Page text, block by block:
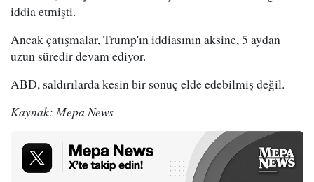
iddia etmişti.
Ancak çatışmalar, Trump'ın iddiasının aksine, 5 aydan
uzun süredir devam ediyor.
ABD, saldırılarda kesin bir sonuç elde edebilmiş değil.
Kaynak: Mepa News